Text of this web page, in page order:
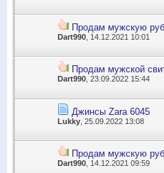
Продам мужскую
Dart990 , 14.12.2021 10:01
Продам мужской
Dart990 , 23.09.2022 15:44
Джинсы Zara 6045
Lukky , 25.09.2022 13:08
Продам мужскую
Dart990 , 14.12.2021 09:59